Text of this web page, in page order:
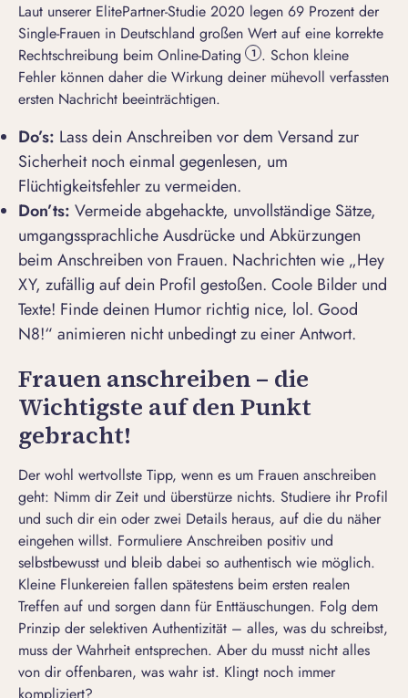
Laut unserer ElitePartner-Studie 2020 legen 69 Prozent der
Single-Frauen in Deutschland großen Wert auf eine korrekte
Rechtschreibung beim Online-Dating
1 . Schon kleine
Fehler können daher die Wirkung deiner mühevoll verfassten
ersten Nachricht beeinträchtigen.
Do’s: Lass dein Anschreiben vor dem Versand zur
Sicherheit noch einmal gegenlesen, um
Flüchtigkeitsfehler zu vermeiden.
Don’ts: Vermeide abgehackte, unvollständige Sätze,
umgangssprachliche Ausdrücke und Abkürzungen
beim Anschreiben von Frauen. Nachrichten wie „Hey
XY, zufällig auf dein Profil gestoßen. Coole Bilder und
Texte! Finde deinen Humor richtig nice, lol. Good
N8!“ animieren nicht unbedingt zu einer Antwort.
Frauen anschreiben – die
Wichtigste auf den Punkt
gebracht!
Der wohl wertvollste Tipp, wenn es um Frauen anschreiben
geht: Nimm dir Zeit und überstürze nichts. Studiere ihr Profil
und such dir ein oder zwei Details heraus, auf die du näher
eingehen willst. Formuliere Anschreiben positiv und
selbstbewusst und bleib dabei so authentisch wie möglich.
Kleine Flunkereien fallen spätestens beim ersten realen
Treffen auf und sorgen dann für Enttäuschungen. Folg dem
Prinzip der selektiven Authentizität – alles, was du schreibst,
muss der Wahrheit entsprechen. Aber du musst nicht alles
von dir offenbaren, was wahr ist. Klingt noch immer